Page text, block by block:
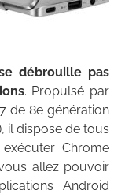
débrouille pas
. Propulsé par
de 8e génération
il dispose de tous
Chrome
allez pouvoir
Android